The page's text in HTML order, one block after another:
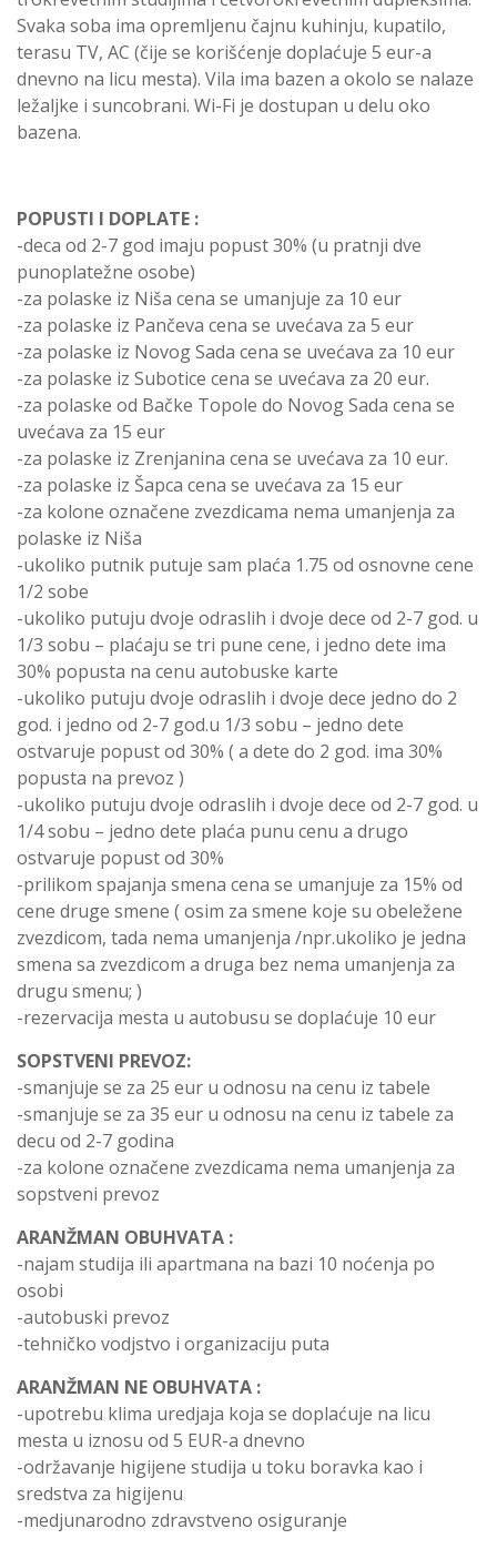
Svaka soba ima opremljenu čajnu kuhinju, kupatilo,
terasu TV, AC (čije se korišćenje doplaćuje 5 eur-a
dnevno na licu mesta). Vila ima bazen a okolo se nalaze
ležaljke i suncobrani. Wi-Fi je dostupan u delu oko
bazena.
POPUSTI I DOPLATE :
-deca od 2-7 god imaju popust 30% (u pratnji dve
punoplatežne osobe)
-za polaske iz Niša cena se umanjuje za 10 eur
-za polaske iz Pančeva cena se uvećava za 5 eur
-za polaske iz Novog Sada cena se uvećava za 10 eur
-za polaske iz Subotice cena se uvećava za 20 eur.
-za polaske od Bačke Topole do Novog Sada cena se
uvećava za 15 eur
-za polaske iz Zrenjanina cena se uvećava za 10 eur.
-za polaske iz Šapca cena se uvećava za 15 eur
-za kolone označene zvezdicama nema umanjenja za
polaske iz Niša
-ukoliko putnik putuje sam plaća 1.75 od osnovne cene
1/2 sobe
-ukoliko putuju dvoje odraslih i dvoje dece od 2-7 god. u
1/3 sobu – plaćaju se tri pune cene, i jedno dete ima
30% popusta na cenu autobuske karte
-ukoliko putuju dvoje odraslih i dvoje dece jedno do 2
god. i jedno od 2-7 god.u 1/3 sobu – jedno dete
ostvaruje popust od 30% ( a dete do 2 god. ima 30%
popusta na prevoz )
-ukoliko putuju dvoje odraslih i dvoje dece od 2-7 god. u
1/4 sobu – jedno dete plaća punu cenu a drugo
ostvaruje popust od 30%
-prilikom spajanja smena cena se umanjuje za 15% od
cene druge smene ( osim za smene koje su obeležene
zvezdicom, tada nema umanjenja /npr.ukoliko je jedna
smena sa zvezdicom a druga bez nema umanjenja za
drugu smenu; )
-rezervacija mesta u autobusu se doplaćuje 10 eur
SOPSTVENI PREVOZ:
-smanjuje se za 25 eur u odnosu na cenu iz tabele
-smanjuje se za 35 eur u odnosu na cenu iz tabele za
decu od 2-7 godina
-za kolone označene zvezdicama nema umanjenja za
sopstveni prevoz
ARANŽMAN OBUHVATA :
-najam studija ili apartmana na bazi 10 noćenja po
osobi
-autobuski prevoz
-tehničko vodjstvo i organizaciju puta
ARANŽMAN NE OBUHVATA :
-upotrebu klima uredjaja koja se doplaćuje na licu
mesta u iznosu od 5 EUR-a dnevno
-održavanje higijene studija u toku boravka kao i
sredstva za higijenu
-medjunarodno zdravstveno osiguranje